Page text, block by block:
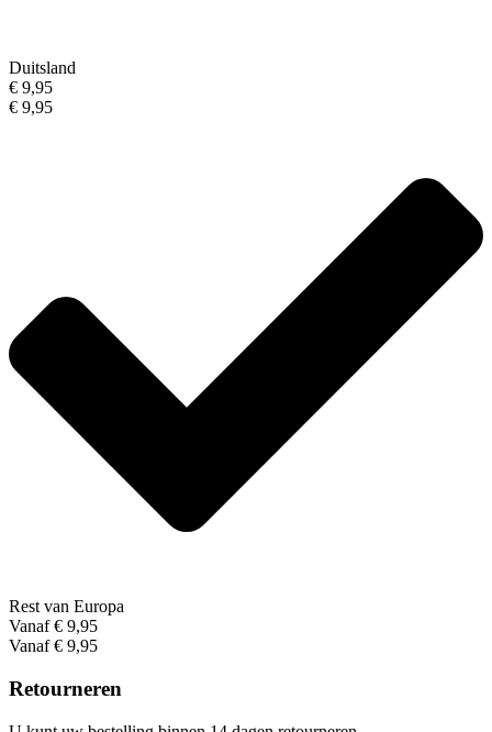
Duitsland
€ 9,95
€ 9,95
Rest van Europa
Vanaf € 9,95
Vanaf € 9,95
Retourneren